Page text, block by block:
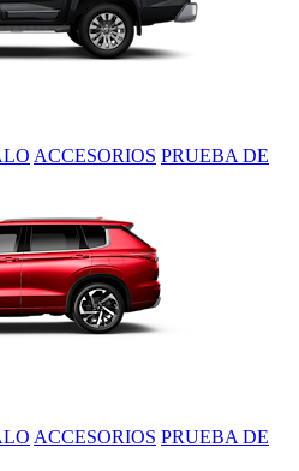
ACCESORIOS PRUEBA DE
ACCESORIOS PRUEBA DE